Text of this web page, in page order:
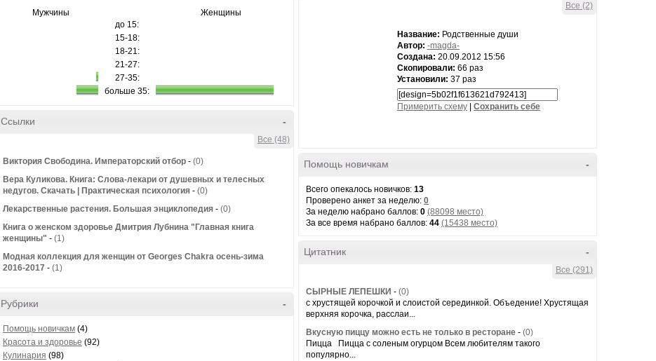
Мужчины
Женщины
до 15:
15-18:
18-21:
21-27:
27-35:
больше 35:
-
Ссылки
Все (48)
Виктория Свободина. Императорский отбор - (0)
Вера Куликова. Книга: Слова-лекари от душевных и телесных
недугов. Скачать | Практическая психология - (0)
Лекарственные растения. Большая энциклопедия - (0)
Книга о женском здоровье Дмитрия Лубнина "Главная книга
женщины" - (1)
Модная коллекция для женщин от Georges Chakra осень-зима
2016-2017 - (1)
-
Рубрики
Помощь новичкам (4)
Красота и здоровье (92)
Кулинария (98)
Все (2)
Название: Родственные души
Автор: -magda-
Создана: 20.09.2012 15:56
Скопировали: 66 раз
Установили: 37 раз
Примерить схему Cохранить себе
-
Помощь новичкам
Всего опекалось новичков: 13
Проверено анкет за неделю: 0
За неделю набрано баллов: 0 (88098 место)
За все время набрано баллов: 44 (15438 место)
-
Цитатник
Все (291)
СЫРНЫЕ ЛЕПЕШКИ - (0)
с хрустящей корочкой и слоистой серединкой. Объедение! Хрустящая
верхняя корочка, расслаи...
Вкусную пиццу можно есть не только в ресторане - (0)
Пицца Пицца с соленым огурцом Всем любителям такого
популярно...